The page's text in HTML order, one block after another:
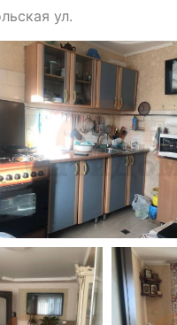
ул.